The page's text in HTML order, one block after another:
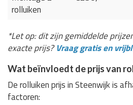
rolluiken
*Let op: dit zijn gemiddelde
exacte prijs?Vraag gratis en
Wat beïnvloedt de prijs van
De rolluiken prijs in Steenwijk is
factoren: